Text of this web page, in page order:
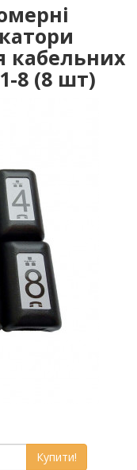
кабельних
8 (8 шт)
Купити!